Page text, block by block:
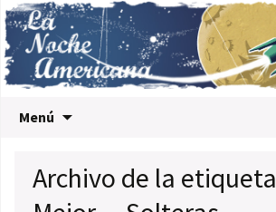
Menú
Archivo de la